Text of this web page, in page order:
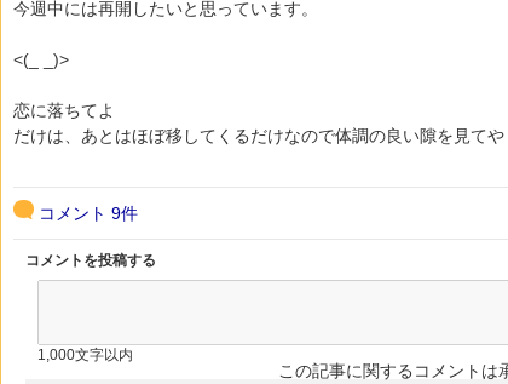
今週中には再開したいと思っています。
<(_ _)>
恋に落ちてよ
だけは、あとはほぼ移してくるだけなので体調の良い隙を見てや
コメント 9件
コメントを投稿する
1,000文字以内
この記事に関するコメントは